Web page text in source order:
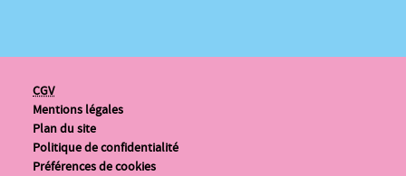
CGV
Mentions légales
Plan du site
Politique de confidentialité
Préférences de cookies